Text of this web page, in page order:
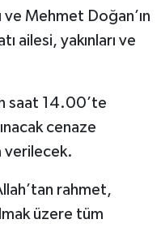
ve Mehmet Doğan’ın
ailesi, yakınları ve
saat 14.00’te
cenaze
verilecek.
rahmet,
üzere tüm